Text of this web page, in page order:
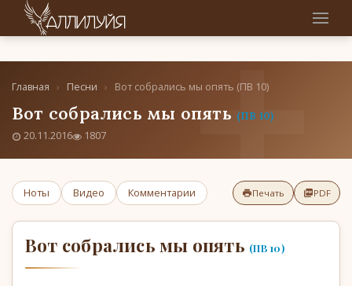
Главная › Песни › Вот собрались мы опять (ПВ 10)
Вот собрались мы опять (ПВ 10)
20.11.2016 1807
Ноты Видео Комментарии Печать PDF
Вот собрались мы опять (ПВ 10)